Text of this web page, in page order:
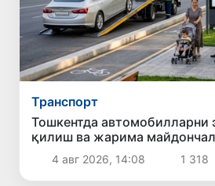
Транспорт
Тошкентда автомобилларни
қилиш ва жарима
учун тўловларнинг энг
белгиланмоқда
4 авг 2026, 14:08 1 318